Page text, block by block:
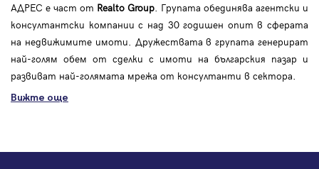
АДРЕС е част от Realto Group. Групата обединява агентски и
консултантски компании с над 30 годишен опит в сферата
на недвижимите имоти. Дружествата в групата генерират
най-голям обем от сделки с имоти на българския пазар и
развиват най-голямата мрежа от консултанти в сектора.
Вижте още